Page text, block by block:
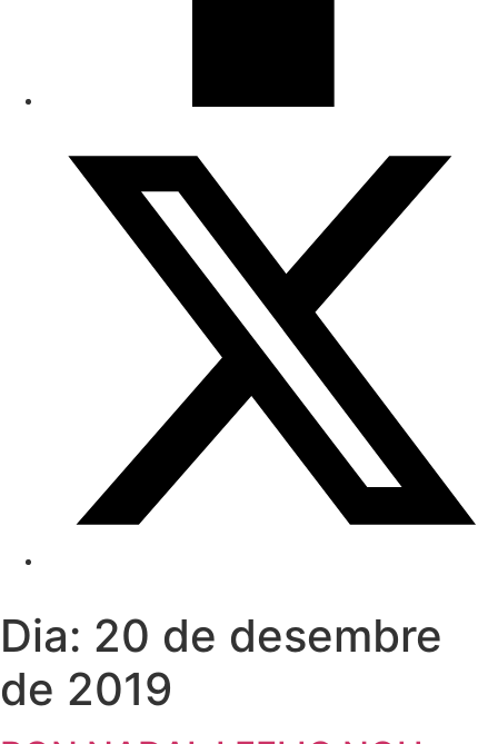
Dia: 20 de desembre
de 2019